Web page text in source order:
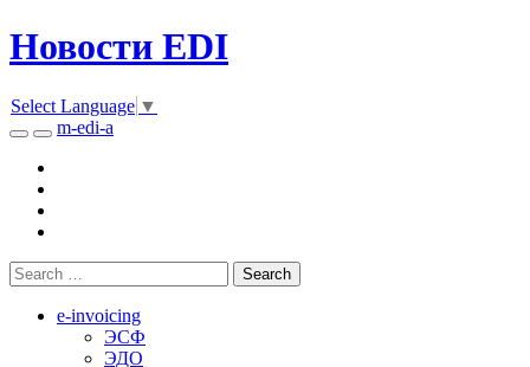
Новости EDI
Select Language ▼
m-edi-a
e-invoicing
ЭСФ
ЭДО